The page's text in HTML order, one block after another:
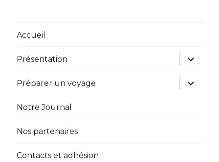
Accueil
Présentation
ouvrir
le
sous-
menu
Préparer un voyage
ouvrir
le
sous-
Notre Journal
Nos partenaires
Contacts et adhésion